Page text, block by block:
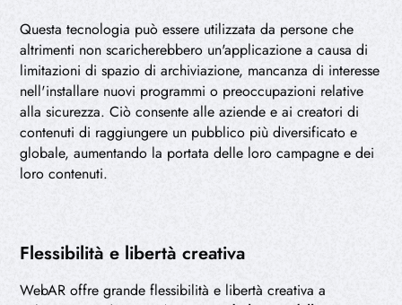
Questa tecnologia può essere utilizzata da persone che
altrimenti non scaricherebbero un'applicazione a causa di
limitazioni di spazio di archiviazione, mancanza di interesse
nell'installare nuovi programmi o preoccupazioni relative
alla sicurezza. Ciò consente alle aziende e ai creatori di
contenuti di raggiungere un pubblico più diversificato e
globale, aumentando la portata delle loro campagne e dei
loro contenuti.
Flessibilità e libertà creativa
WebAR offre grande flessibilità e libertà creativa a